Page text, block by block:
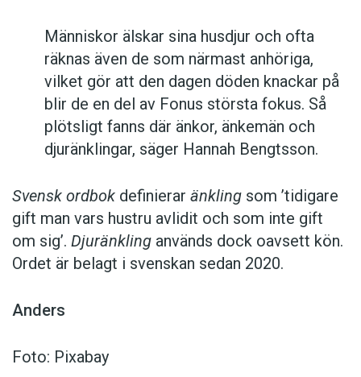
Människor älskar sina husdjur och ofta
räknas även de som närmast anhöriga,
vilket gör att den dagen döden knackar på
blir de en del av Fonus största fokus. Så
plötsligt fanns där änkor, änkemän och
djuränklingar, säger Hannah Bengtsson.
Svensk ordbok definierar änkling som ’tidigare
gift man vars hustru av­lidit och som inte gift
om sig’. Djuränkling används dock oavsett kön.
Ordet är belagt i svenskan sedan 2020.
Anders
Foto: Pixabay